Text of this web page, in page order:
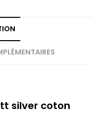
silver coton